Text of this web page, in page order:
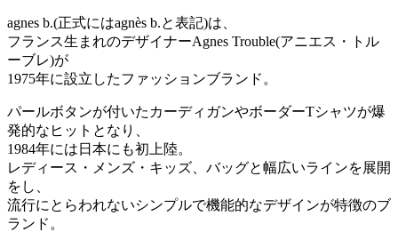
agnes b.(正式にはagnès b.と表記)は、
フランス生まれのデザイナーAgnes Trouble(アニエス・トル
ーブレ)が
1975年に設立したファッションブランド。
パールボタンが付いたカーディガンやボーダーTシャツが爆
発的なヒットとなり、
1984年には日本にも初上陸。
レディース・メンズ・キッズ、バッグと幅広いラインを展開
をし、
流行にとらわれないシンプルで機能的なデザインが特徴のブ
ランド。